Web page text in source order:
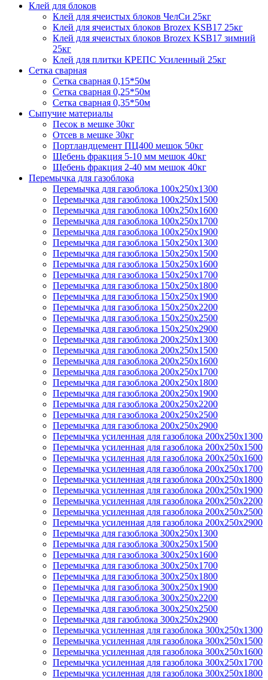
Клей для блоков
Клей для ячеистых блоков ЧелСи 25кг
Клей для ячеистых блоков Brozex KSB17 25кг
Клей для ячеистых блоков Brozex KSB17 зимний
25кг
Клей для плитки КРЕПС Усиленный 25кг
Сетка сварная
Сетка сварная 0,15*50м
Сетка сварная 0,25*50м
Сетка сварная 0,35*50м
Сыпучие материалы
Песок в мешке 30кг
Отсев в мешке 30кг
Портландцемент ПЦ400 мешок 50кг
Щебень фракция 5-10 мм мешок 40кг
Щебень фракция 2-40 мм мешок 40кг
Перемычка для газоблока
Перемычка для газоблока 100х250х1300
Перемычка для газоблока 100х250х1500
Перемычка для газоблока 100х250х1600
Перемычка для газоблока 100х250х1700
Перемычка для газоблока 100х250х1900
Перемычка для газоблока 150х250х1300
Перемычка для газоблока 150х250х1500
Перемычка для газоблока 150х250х1600
Перемычка для газоблока 150х250х1700
Перемычка для газоблока 150х250х1800
Перемычка для газоблока 150х250х1900
Перемычка для газоблока 150х250х2200
Перемычка для газоблока 150х250х2500
Перемычка для газоблока 150х250х2900
Перемычка для газоблока 200х250х1300
Перемычка для газоблока 200х250х1500
Перемычка для газоблока 200х250х1600
Перемычка для газоблока 200х250х1700
Перемычка для газоблока 200х250х1800
Перемычка для газоблока 200х250х1900
Перемычка для газоблока 200х250х2200
Перемычка для газоблока 200х250х2500
Перемычка для газоблока 200х250х2900
Перемычка усиленная для газоблока 200х250х1300
Перемычка усиленная для газоблока 200х250х1500
Перемычка усиленная для газоблока 200х250х1600
Перемычка усиленная для газоблока 200х250х1700
Перемычка усиленная для газоблока 200х250х1800
Перемычка усиленная для газоблока 200х250х1900
Перемычка усиленная для газоблока 200х250х2200
Перемычка усиленная для газоблока 200х250х2500
Перемычка усиленная для газоблока 200х250х2900
Перемычка для газоблока 300х250х1300
Перемычка для газоблока 300х250х1500
Перемычка для газоблока 300х250х1600
Перемычка для газоблока 300х250х1700
Перемычка для газоблока 300х250х1800
Перемычка для газоблока 300х250х1900
Перемычка для газоблока 300х250х2200
Перемычка для газоблока 300х250х2500
Перемычка для газоблока 300х250х2900
Перемычка усиленная для газоблока 300х250х1300
Перемычка усиленная для газоблока 300х250х1500
Перемычка усиленная для газоблока 300х250х1600
Перемычка усиленная для газоблока 300х250х1700
Перемычка усиленная для газоблока 300х250х1800